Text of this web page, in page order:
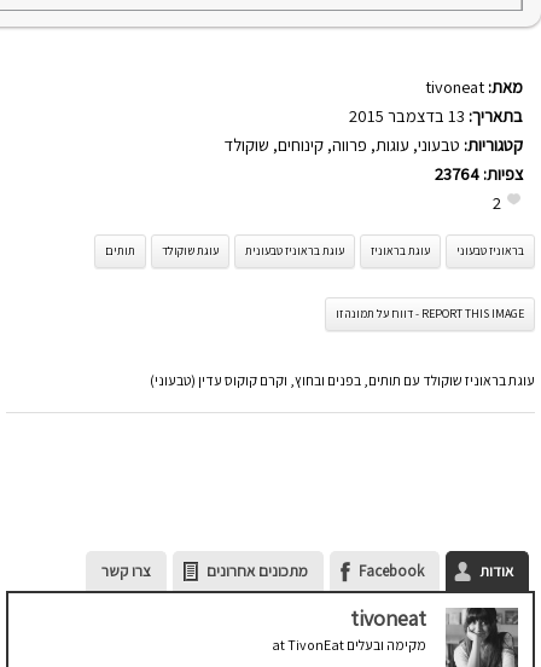
מאת: tivoneat
בתאריך:
קטגוריות: טבעוני, עוגות, פרווה, קינוחים, שוקולד
צפיות: 23764
2
בראוניז טבעוני עוגת בראוניז עוגת בראוניז טבעונית עוגת שוקולד תותים
REPORT THIS IMAGE - דווח על תמונה זו
עוגת בראוניז שוקולד עם תותים, בפנים ובחוץ, וקרם קוקוס עדין (טבעוני)
אודות Facebook מתכונים אחרונים צרו קשר
tivoneat
מקימה ובעלים TivonEat